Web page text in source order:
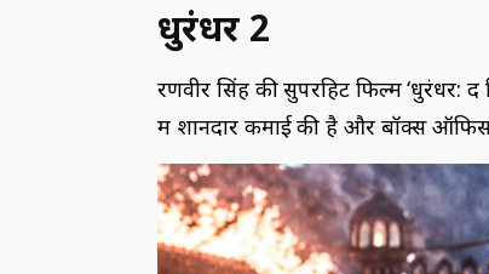
धुरंधर 2
रणवीर सिंह की सुपरहिट फिल्म ‘धुरंधर:
में शानदार कमाई की है और बॉक्स